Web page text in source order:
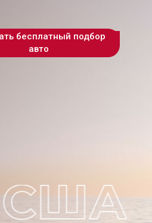
бесплатный подбор
авто